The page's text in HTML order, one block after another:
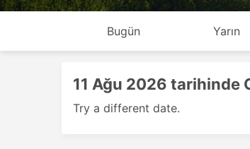
Bugün Yarın
11 Ağu 2026 tarihinde
Try a different date.